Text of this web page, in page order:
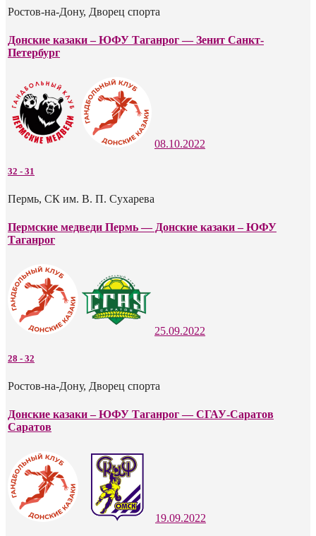
Ростов-на-Дону, Дворец спорта
Донские казаки – ЮФУ Таганрог — Зенит Санкт-
Петербург
08.10.2022
32 - 31
Пермь, СК им. В. П. Сухарева
Пермские медведи Пермь — Донские казаки – ЮФУ
Таганрог
25.09.2022
28 - 32
Ростов-на-Дону, Дворец спорта
Донские казаки – ЮФУ Таганрог — СГАУ-Саратов
Саратов
19.09.2022